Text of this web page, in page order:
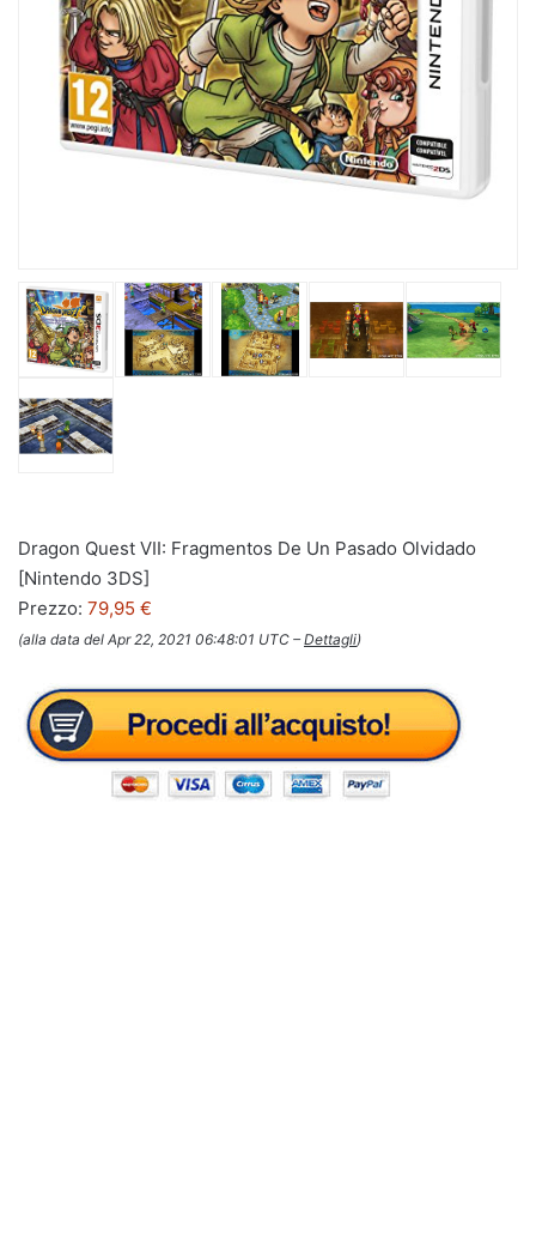
Dragon Quest VII: Fragmentos De Un Pasado Olvidado
[Nintendo 3DS]
Prezzo: 79,95 €
(alla data del Apr 22, 2021 06:48:01 UTC –Dettagli)